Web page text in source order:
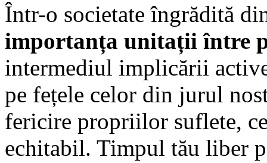
Într-o societate îngrădită
importanța unitații între
intermediul implicării
pe fețele celor din jurul
fericire propriilor suflete,
echitabil. Timpul tău liber